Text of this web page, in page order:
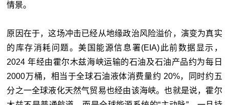
情景。
原因在于，这场冲击已经从地缘政治风险溢价，演变为真实
的库存消耗问题。美国能源信息署(EIA)此前数据显示，
2024 年经由霍尔木兹海峡运输的石油及石油产品约为每日
2000万桶，相当于全球石油液体消费量约 20%，同时约五
分之一全球液化天然气贸易也经由该海峡。也就是说，霍尔